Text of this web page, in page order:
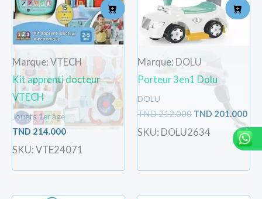
Marque: VTECH
Kit apprenti docteur
VTECH
Jouets 1er âge
TND 214.000
SKU: VTE24071
Marque: DOLU
Porteur 3en1 Dolu
DOLU
TND212.000 TND 201.000
SKU: DOLU2634